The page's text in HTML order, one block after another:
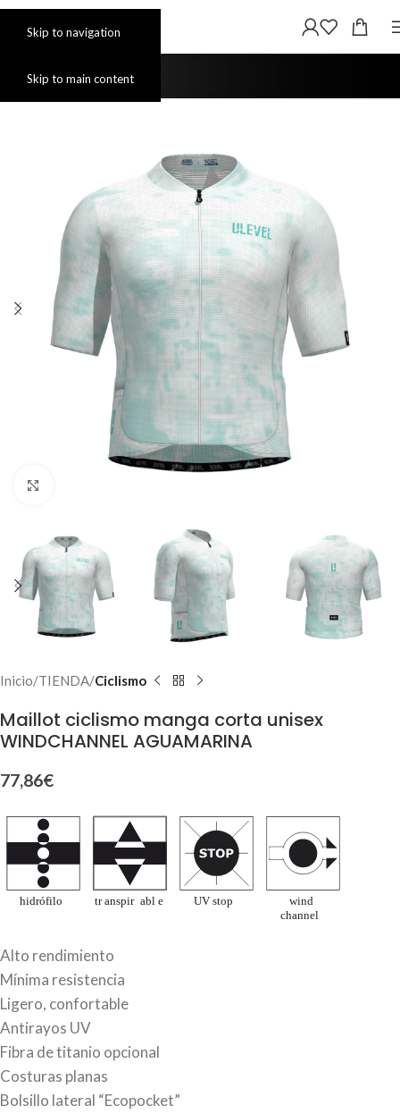
Skip to navigation
Skip to main content
Inicio TIENDA Ciclismo
Maillot ciclismo manga corta unisex
WINDCHANNEL AGUAMARINA
77,86€
Alto rendimiento
Mínima resistencia
Ligero, confortable
Antirayos UV
Fibra de titanio opcional
Costuras planas
Bolsillo lateral “Ecopocket”